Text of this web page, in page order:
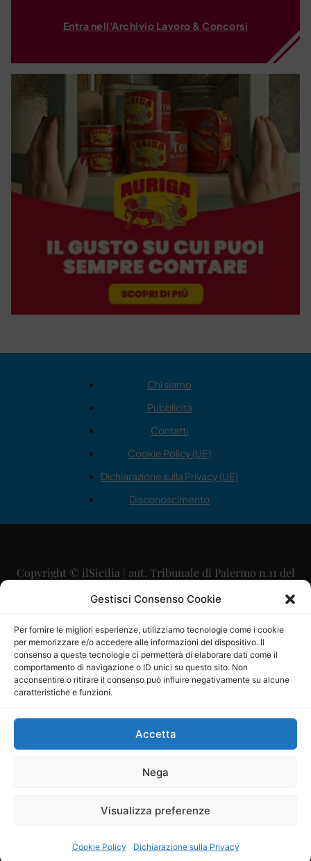
Gestisci Consenso Cookie
Per fornire le migliori esperienze, utilizziamo tecnologie come i cookie
per memorizzare e/o accedere alle informazioni del dispositivo. Il
consenso a queste tecnologie ci permetterà di elaborare dati come il
comportamento di navigazione o ID unici su questo sito. Non
acconsentire o ritirare il consenso può influire negativamente su alcune
caratteristiche e funzioni.
Accetta
Nega
Visualizza preferenze
Cookie Policy Dichiarazione sulla Privacy
Entra nell'Archivio Lavoro & Concorsi
Chi siamo
Pubblicità
Contatti
Cookie Policy (UE)
Dichiarazione sulla Privacy (UE)
Disconoscimento
Copyright © ilSicilia | aut. Tribunale di Palermo n.11 del
29/09/2015
Direttore Editoriale: Maurizio Scaglione
Direttore Responsabile: Maria Calabrese
P.IVA: 06334930820
Mercurio Comunicazione Società Cooperativa a r.l. è
iscritta al Registro degli Operatori di Comunicazione al
Sito gestito daLa Digitale srl–info@ladigitale.it